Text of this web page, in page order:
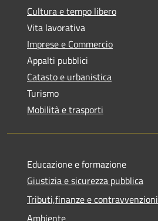
Cultura e tempo libero
Vita lavorativa
Imprese e Commercio
Appalti pubblici
Catasto e urbanistica
Turismo
Mobilità e trasporti
Educazione e formazione
Giustizia e sicurezza pubblica
Tributi,finanze e contravvenzioni
Ambiente